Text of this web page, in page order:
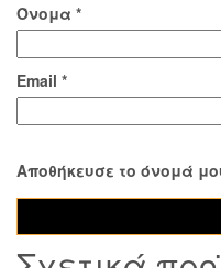
Όνομα *
Email *
Αποθήκευσε το όνομά